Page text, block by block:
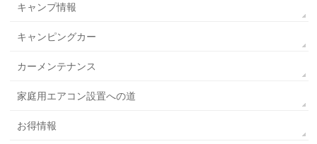
キャンプ情報
キャンピングカー
カーメンテナンス
家庭用エアコン設置への道
お得情報